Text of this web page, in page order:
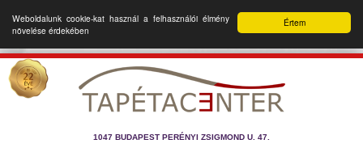
Értem
Weboldalunk cookie-kat használ a felhasználói élmény
növelése érdekében
1047 BUDAPEST PERÉNYI ZSIGMOND U. 47.